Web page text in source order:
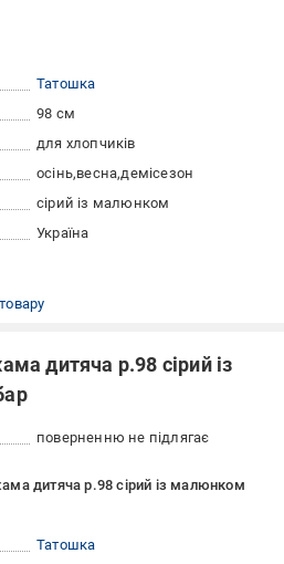
Татошка
98 см
для хлопчиків
осінь весна демісезон
сірий із малюнком
Україна
дитяча р.98 сірий із
поверненню не підлягає
дитяча р.98 сірий із малюнком
Татошка